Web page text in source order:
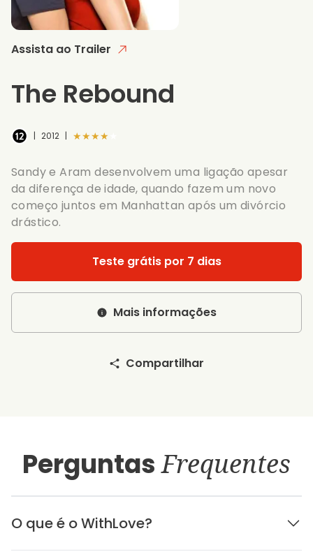
Assista ao Trailer
The Rebound
| 2012 | ★★★★★
Sandy e Aram desenvolvem uma ligação apesar
da diferença de idade, quando fazem um novo
começo juntos em Manhattan após um divórcio
drástico.
Teste grátis por 7 dias
Mais informações
Compartilhar
PerguntasFrequentes
O que é o WithLove?